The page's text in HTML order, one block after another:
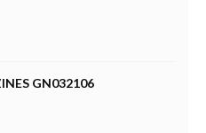
GN032106